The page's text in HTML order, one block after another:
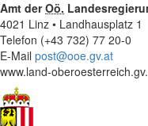
Amt derOö.
4021 Linz • Landhausplatz 1
Telefon (+43 732) 77 20-0
E-Mail post@ooe.gv.at
www.land-